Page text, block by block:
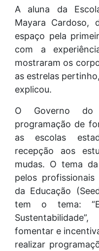
A aluna da
Mayara Cardoso,
espaço pela
com a
mostraram os
as estrelas
explicou.
O Governo do
programação de
as escolas
recepção aos
mudas. O tema
pelos
da Educação
tem o tema:
fomentar e
realizar